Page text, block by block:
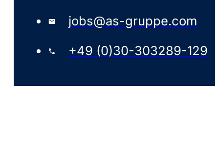
jobs@as-gruppe.com
+49 (0)30-303289-129